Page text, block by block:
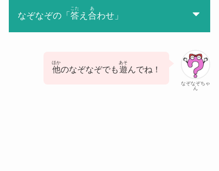
なぞなぞの「 答
こた
え 合
あ
わせ」
なぞなぞちゃ
ん
他
ほか
のなぞなぞでも遊
あそ
んでね！